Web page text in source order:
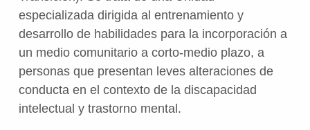
especializada dirigida al entrenamiento y
desarrollo de habilidades para la incorporación a
un medio comunitario a corto-medio plazo, a
personas que presentan leves alteraciones de
conducta en el contexto de la discapacidad
intelectual y trastorno mental.